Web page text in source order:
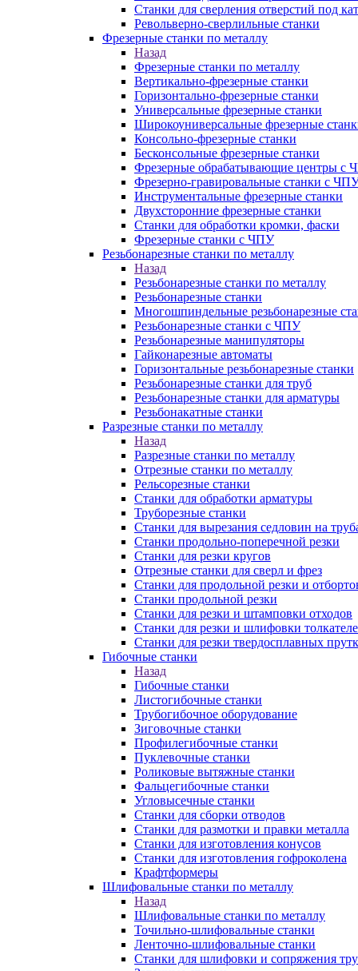
Станки для сверления отверстий под
Револьверно-сверлильные станки
Фрезерные станки по металлу
Назад
Фрезерные станки по металлу
Вертикально-фрезерные станки
Горизонтально-фрезерные станки
Универсальные фрезерные станки
Широкоуниверсальные фрезерные
Консольно-фрезерные станки
Бесконсольные фрезерные станки
Фрезерные обрабатывающие центры с
Фрезерно-гравировальные станки с
Инструментальные фрезерные станки
Двухсторонние фрезерные станки
Станки для обработки кромки, фаски
Фрезерные станки с ЧПУ
Резьбонарезные станки по металлу
Назад
Резьбонарезные станки по металлу
Резьбонарезные станки
Многошпиндельные резьбонарезные
Резьбонарезные станки с ЧПУ
Резьбонарезные манипуляторы
Гайконарезные автоматы
Горизонтальные резьбонарезные станки
Резьбонарезные станки для труб
Резьбонарезные станки для арматуры
Резьбонакатные станки
Разрезные станки по металлу
Назад
Разрезные станки по металлу
Отрезные станки по металлу
Рельсорезные станки
Станки для обработки арматуры
Труборезные станки
Станки для вырезания седловин на
Станки продольно-поперечной резки
Станки для резки кругов
Отрезные станки для сверл и фрез
Станки для продольной резки и
Станки продольной резки
Станки для резки и штамповки отходов
Станки для резки и шлифовки
Станки для резки твердосплавных
Гибочные станки
Назад
Гибочные станки
Листогибочные станки
Трубогибочное оборудование
Зиговочные станки
Профилегибочные станки
Пуклевочные станки
Роликовые вытяжные станки
Фальцегибочные станки
Угловысечные станки
Станки для сборки отводов
Станки для размотки и правки металла
Станки для изготовления конусов
Станки для изготовления гофроколена
Крафтформеры
Шлифовальные станки по металлу
Назад
Шлифовальные станки по металлу
Точильно-шлифовальные станки
Ленточно-шлифовальные станки
Станки для шлифовки и сопряжения